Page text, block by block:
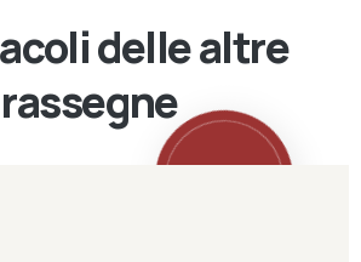
delle altre
rassegne